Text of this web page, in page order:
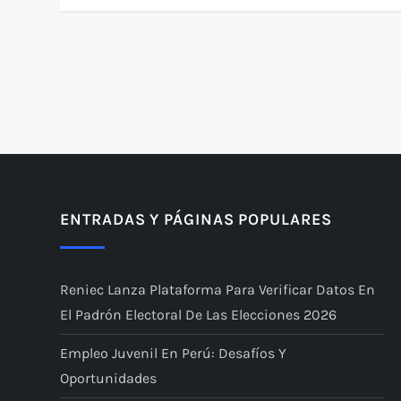
i
a
c
i
ENTRADAS Y PÁGINAS POPULARES
Reniec Lanza Plataforma Para Verificar Datos En
El Padrón Electoral De Las Elecciones 2026
Empleo Juvenil En Perú: Desafíos Y
Oportunidades